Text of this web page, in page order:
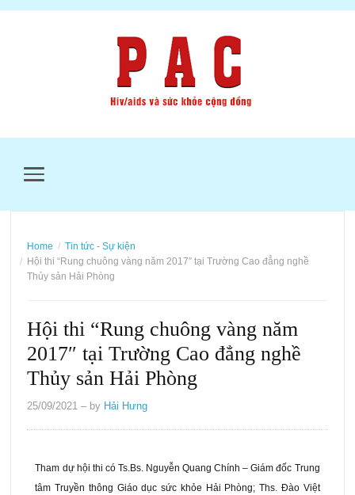
MENU
Home
Tin tức - Sự kiện
Hội thi “Rung chuông vàng năm 2017″ tại Trường Cao đẳng nghề
Thủy sản Hải Phòng
Hội thi “Rung chuông vàng năm
2017″ tại Trường Cao đẳng nghề
Thủy sản Hải Phòng
25/09/2021 – by Hải Hưng
Tham dự hội thi có Ts.Bs. Nguyễn Quang Chính – Giám đốc Trung
tâm Truyền thông Giáo dục sức khỏe Hải Phòng; Ths. Đào Việt